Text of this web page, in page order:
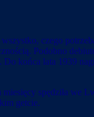
czego
Podobno
końca lata 1939
spędziła we
getcie.